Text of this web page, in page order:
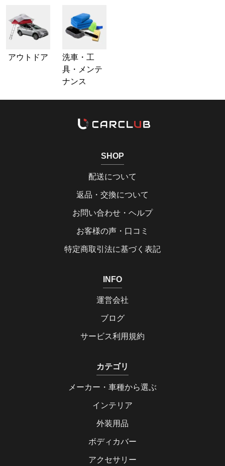
アウトドア
洗車・工
具・メンテ
ナンス
SHOP
配送について
返品・交換について
お問い合わせ・ヘルプ
お客様の声・口コミ
特定商取引法に基づく表記
INFO
運営会社
ブログ
サービス利用規約
カテゴリ
メーカー・車種から選ぶ
インテリア
外装用品
ボディカバー
アクセサリー